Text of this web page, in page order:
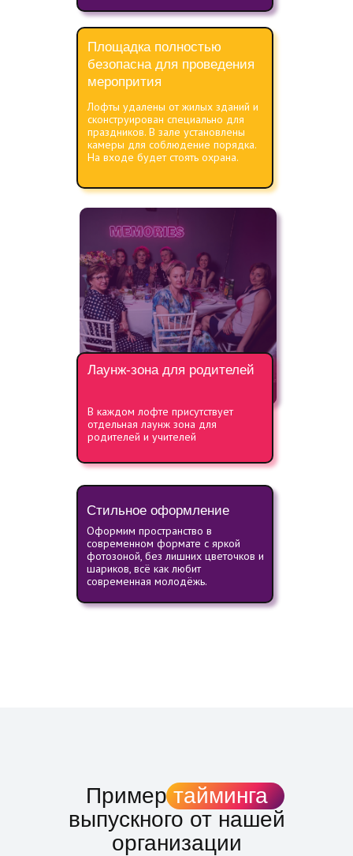
Лофты удалены от жилых зданий и
сконструирован специально для
праздников. В зале установлены
камеры для соблюдение порядка.
На входе будет стоять охрана.
Площадка полностью
безопасна для проведения
меропрития
Оформим пространство в
современном формате с яркой
фотозоной, без лишних цветочков и
шариков, всё как любит
современная молодёжь.
Стильное оформление
В каждом лофте присутствует
отдельная лаунж зона для
родителей и учителей
Лаунж-зона для родителей
Примертайминга
выпускного от нашей
организации